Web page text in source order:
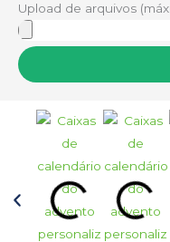
Upload de arquivos